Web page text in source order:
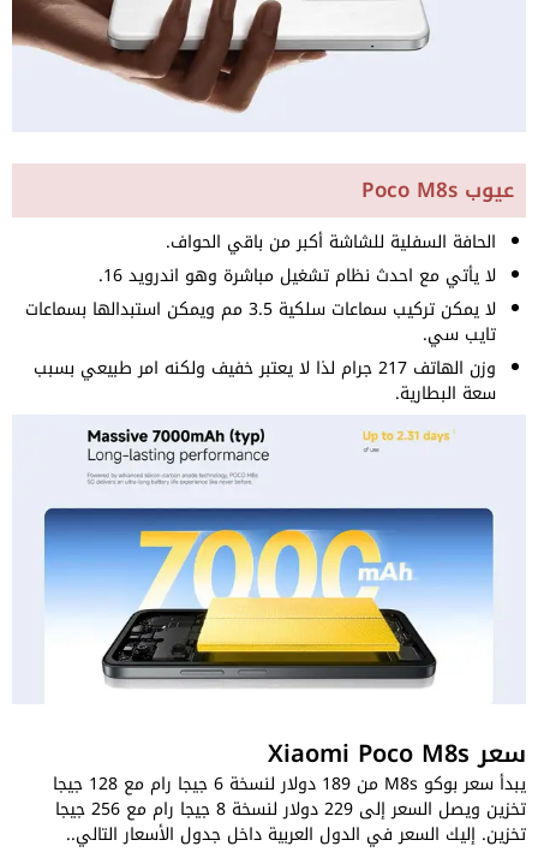
عيوب Poco M8s
الحافة السفلية للشاشة أكبر من باقي الحواف.
لا يأتي مع احدث نظام تشغيل مباشرة وهو اندرويد 16.
لا يمكن تركيب سماعات سلكية 3.5 مم ويمكن استبدالها بسماعات
تايب سي.
وزن الهاتف 217 جرام لذا لا يعتبر خفيف ولكنه امر طبيعي بسبب
سعة البطارية.
سعر Xiaomi Poco M8s
يبدأ سعر بوكو M8s من 189 دولار لنسخة 6 جيجا رام مع 128 جيجا
تخزين ويصل السعر إلى 229 دولار لنسخة 8 جيجا رام مع 256 جيجا
تخزين. إليك السعر في الدول العربية داخل جدول الأسعار التالي..